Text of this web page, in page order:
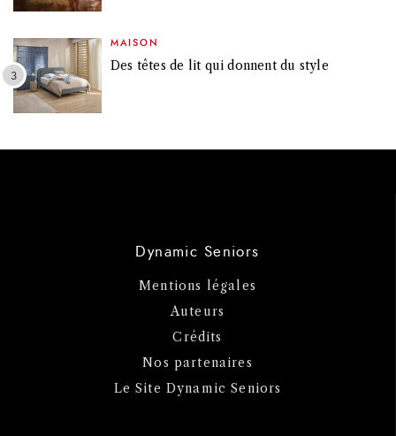
MAISON
Des têtes de lit qui donnent du style
Dynamic Seniors
Mentions légales
Auteurs
Crédits
Nos partenaires
Le Site Dynamic Seniors